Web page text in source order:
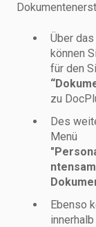
Über
können
für den
zu
Des
Menü
Ebenso